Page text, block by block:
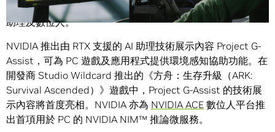
新款 GeForce RTX 人工智慧（AI）筆記型電腦上運行的
助理及數位人。
NVIDIA 推出由 RTX 支援的 AI 助理技術展示內容 Project G-
Assist ，可為 PC 遊戲及應用程式提供環境感知協助功能。在
開發商 Studio Wildcard 推出的《方舟：生存升級（ARK:
Survival Ascended）》遊戲中 ，Project G-Assist 的技術展
示內容將首度亮相。 NVIDIA 亦為 NVIDIA ACE 數位人平台推
出首項用於 PC 的 NVIDIA NIM™ 推論微服務。